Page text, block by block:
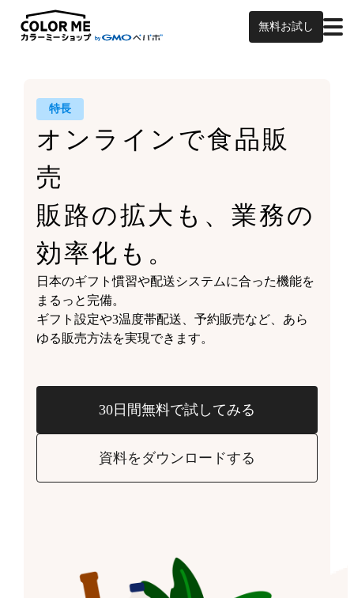
無料お試し
特長
オンラインで食品販
売
販路の拡大も、業務の
効率化も。
日本のギフト慣習や配送システムに合った機能を
まるっと完備。
ギフト設定や3温度帯配送、予約販売など、 あら
ゆる販売方法を実現できます。
30日間無料で試してみる
資料をダウンロードする